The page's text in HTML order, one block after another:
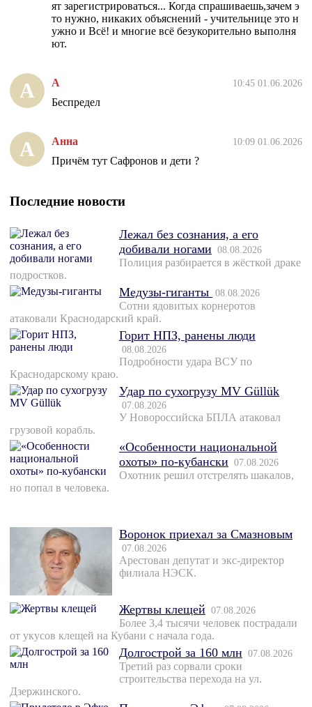
ят зарегистрироваться... Когда спрашиваешь,зачем э
то нужно, никаких объяснений - учительнице это н
ужно и Всё! и многие всё безукорительно выполня
ют.
А А 10:45 01.06.2026
Беспредел
А Анна 10:09 01.06.2026
Причём тут Сафронов и дети ?
Последние новости
Лежал без сознания, а его
добивали ногами 08.08.2026
Полиция разбирается в жёсткой драке
подростков.
Медузы-гиганты 08.08.2026
Сотни ядовитых корнеротов
атаковали Краснодарский край.
Горит НПЗ, ранены люди
08.08.2026
Подробности удара ВСУ по
Краснодарскому краю.
Удар по сухогрузу MV Güllük
07.08.2026
У Новороссийска БПЛА атаковал
грузовой корабль.
«Особенности национальной
охоты» по-кубански 07.08.2026
Охотник решил отстрелять шакалов,
но попал в человека.
Воронок приехал за Смазновым
07.08.2026
Арестован депутат и экс-директор
филиала НЭСК.
Жертвы клещей 07.08.2026
Более 3,4 тысячи человек пострадали
от укусов клещей на Кубани с начала года.
Долгострой за 160 млн 07.08.2026
Третий раз сорвали сроки
строительства перехода на ул.
Дзержинского.